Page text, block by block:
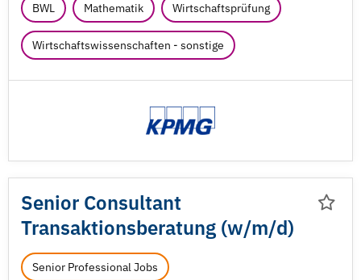
BWL Mathematik Wirtschaftsprüfung
Wirtschaftswissenschaften - sonstige
Senior Consultant
Transaktionsberatung (w/m/d)
Senior Professional Jobs